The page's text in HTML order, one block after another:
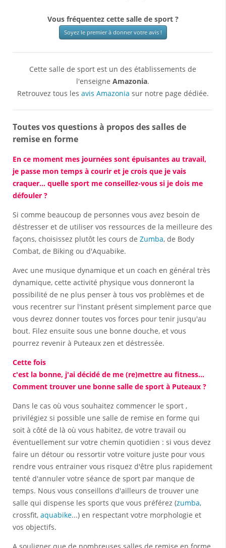
Vous fréquentez cette salle de sport ?
Soyez le premier à donner votre avis !
Cette salle de sport est un des établissements de
l'enseigne Amazonia.
Retrouvez tous les avis Amazonia sur notre page dédiée.
Toutes vos questions à propos des salles de
remise en forme
En ce moment mes journées sont épuisantes au travail,
je passe mon temps à courir et je crois que je vais
craquer... quelle sport me conseillez-vous si je dois me
défouler ?
Si comme beaucoup de personnes vous avez besoin de
déstresser et de utiliser vos ressources de la meilleure des
façons, choisissez plutôt les cours de Zumba, de Body
Combat, de Biking ou d'Aquabike.
Avec une musique dynamique et un coach en général très
dynamique, cette activité physique vous donneront la
possibilité de ne plus penser à tous vos problèmes et de
vous recentrer sur l'instant présent simplement parce que
vous devrez donner toutes vos forces pour tenir jusqu'au
bout. Filez ensuite sous une bonne douche, et vous
pourrez revenir à Puteaux zen et déstressée.
Cette fois
c'est la bonne, j'ai décidé de me (re)mettre au fitness...
Comment trouver une bonne salle de sport à Puteaux ?
Dans le cas où vous souhaitez commencer le sport ,
privilégiez si possible une salle de remise en forme qui
soit à côté de là où vous habitez, de votre travail ou
éventuellement sur votre chemin quotidien : si vous devez
faire un détour ou ressortir votre voiture juste pour vous
rendre vous entrainer vous risquez d'être plus rapidement
tenté d'annuler votre séance de sport par manque de
temps. Nous vous conseillons d'ailleurs de trouver une
salle qui dispense les sports que vous préférez (zumba,
crossfit, aquabike...) en respectant votre morphologie et
vos objectifs.